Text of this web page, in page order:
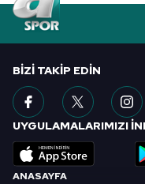
ANASAYFA
BIZI TAKIP EDIN
UYGULAMALARIMIZI